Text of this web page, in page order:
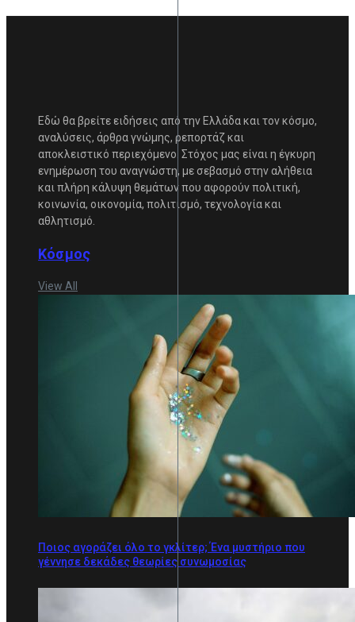
Εδώ θα βρείτε ειδήσεις από την Ελλάδα και τον κόσμο,
αναλύσεις, άρθρα γνώμης, ρεπορτάζ και
αποκλειστικό περιεχόμενο. Στόχος μας είναι η έγκυρη
ενημέρωση του αναγνώστη, με σεβασμό στην αλήθεια
και πλήρη κάλυψη θεμάτων που αφορούν πολιτική,
κοινωνία, οικονομία, πολιτισμό, τεχνολογία και
αθλητισμό.
Κόσμος
View All
Ποιος αγοράζει όλο το γκλίτερ; Ένα μυστήριο που
γέννησε δεκάδες θεωρίες συνωμοσίας